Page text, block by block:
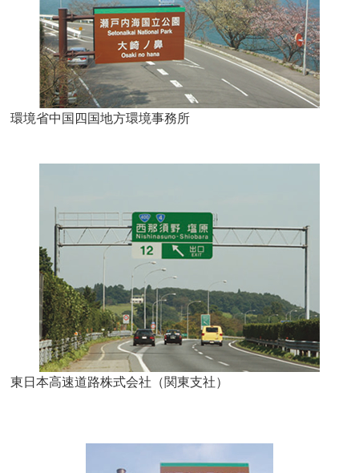
環境省中国四国地方環境事務所
東日本高速道路株式会社（関東支社）